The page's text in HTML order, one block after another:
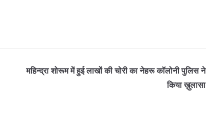
महिन्द्रा शोरूम में हुई लाखों की चोरी का नेहरू कॉलोनी पुलिस ने
किया ख़ुलासा